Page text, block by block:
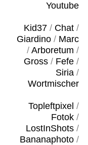
Youtube
Kid37/ Chat/
Giardino/ Marc
/ Arboretum /
Gross/ Fefe/
Siria/
Wortmischer
Topleftpixel /
Fotok/
LostInShots/
Bananaphoto/